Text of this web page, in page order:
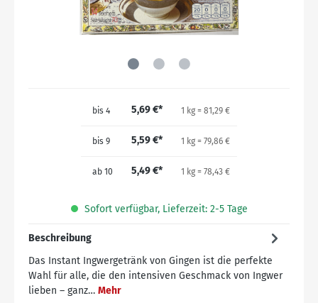
bis 4 5,69 €* 1 kg = 81,29 €
bis 9 5,59 €* 1 kg = 79,86 €
ab 10 5,49 €* 1 kg = 78,43 €
Sofort verfügbar, Lieferzeit: 2-5 Tage
Beschreibung
Das Instant Ingwergetränk von Gingen ist die perfekte
Wahl für alle, die den intensiven Geschmack von Ingwer
lieben – ganz… Mehr